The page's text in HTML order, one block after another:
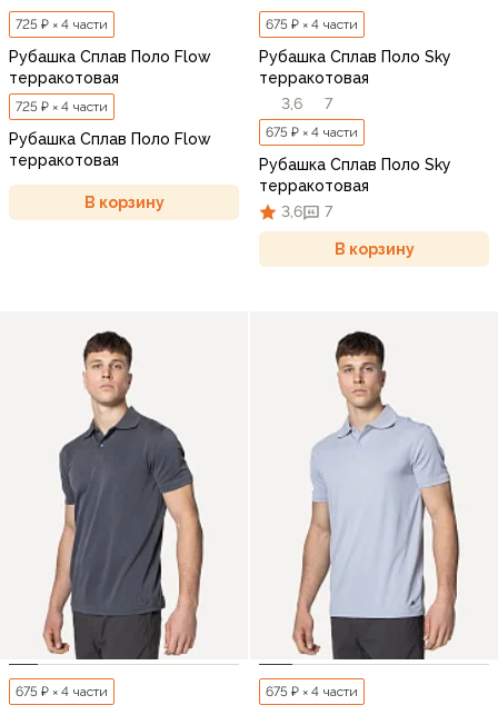
725 ₽ × 4 части
Рубашка Сплав Поло Flow
терракотовая
725 ₽ × 4 части
Рубашка Сплав Поло Flow
терракотовая
В корзину
675 ₽ × 4 части
Рубашка Сплав Поло Sky
терракотовая
3,6
7
675 ₽ × 4 части
Рубашка Сплав Поло Sky
терракотовая
3,6
7
В корзину
675 ₽ × 4 части 675 ₽ × 4 части